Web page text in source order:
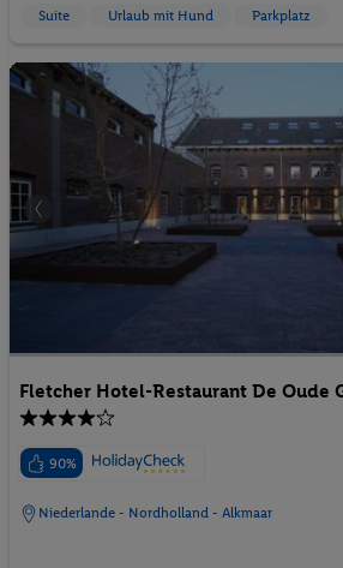
Suite Urlaub mit Hund Parkplatz
Fletcher Hotel-Restaurant De Oude
90%
Niederlande - Nordholland - Alkmaar